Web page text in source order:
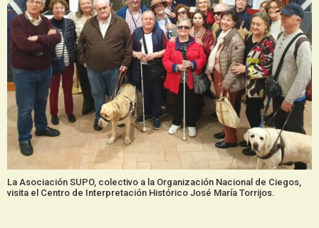
La Asociación SUPO, colectivo a la Organización Nacional de Ciegos,
visita el Centro de Interpretación Histórico José María Torrijos.